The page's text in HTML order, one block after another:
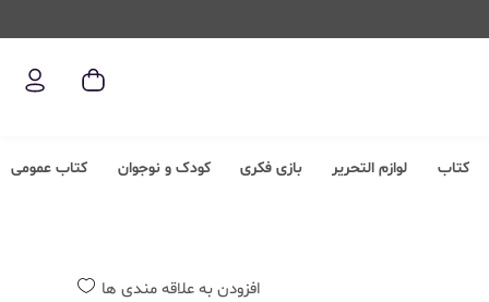
کتاب لوازم التحریر بازی فکری کودک و نوجوان کتاب عمومی
افزودن به علاقه مندی ها